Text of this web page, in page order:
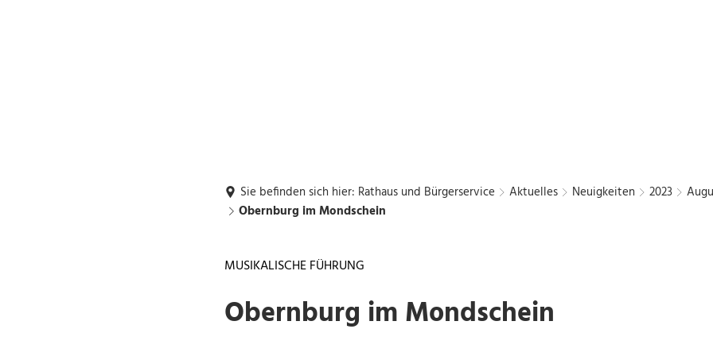
Sie befinden sich hier: Rathaus und Bürgerservice Aktuelles Neuigkeiten 2023
Obernburg im Mondschein
MUSIKALISCHE FÜHRUNG
Obernburg im Mondschein